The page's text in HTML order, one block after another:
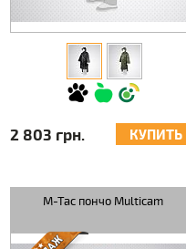
2 803 грн. КУПИТЬ
M-Tac пончо Multicam